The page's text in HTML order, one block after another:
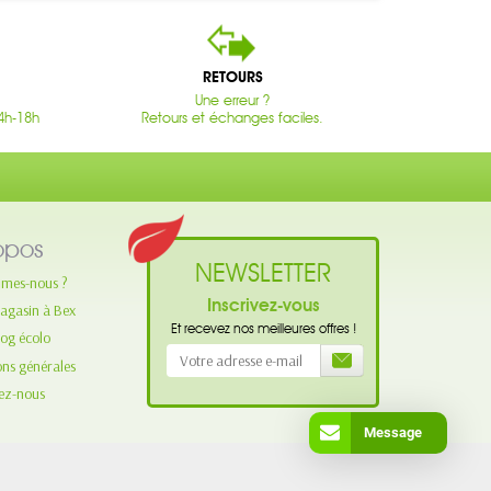
18h
RETOURS
Une erreur ?
Retours et échanges faciles.
nous ?
à Bex
écolo
générales
nous
NEWSLETTER
Inscrivez-vous
Et recevez nos meilleures offres !
Message